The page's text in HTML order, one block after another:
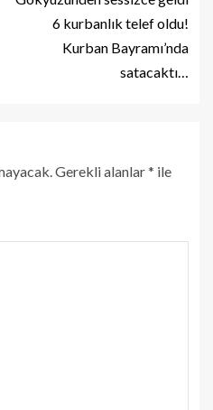
6 kurbanlık telef oldu!
Kurban Bayramı’nda
satacaktı…
Gerekli alanlar* ile